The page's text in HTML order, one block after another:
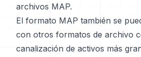
archivos MAP.
El formato MAP también se
con otros formatos de archivo
canalización de activos más